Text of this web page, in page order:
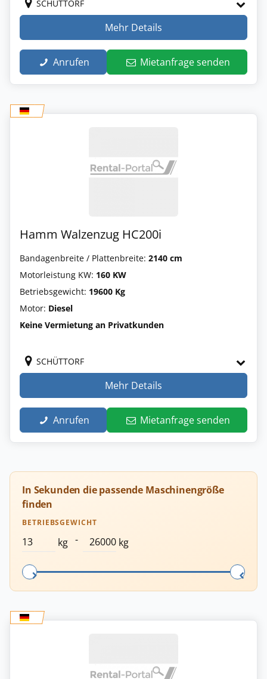
SCHÜTTORF
Mehr Details
Anrufen Mietanfrage senden
Hamm Walzenzug HC200i
Bandagenbreite / Plattenbreite: 2140 cm
Motorleistung KW: 160 KW
Betriebsgewicht: 19600 Kg
Motor: Diesel
Keine Vermietung an Privatkunden
SCHÜTTORF
Mehr Details
Anrufen Mietanfrage senden
In Sekunden die passende Maschinengröße
finden
BETRIEBSGEWICHT
kg - kg